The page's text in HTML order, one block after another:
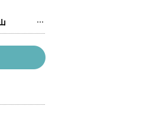
タイラバ 和歌山 遊漁船